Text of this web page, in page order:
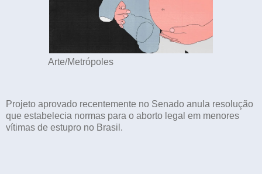
Arte/Metrópoles
Projeto aprovado recentemente no Senado anula resolução
que estabelecia normas para o aborto legal em menores
vítimas de estupro no Brasil.